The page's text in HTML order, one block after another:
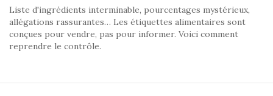
Liste d'ingrédients interminable, pourcentages mystérieux,
allégations rassurantes… Les étiquettes alimentaires sont
conçues pour vendre, pas pour informer. Voici comment
reprendre le contrôle.